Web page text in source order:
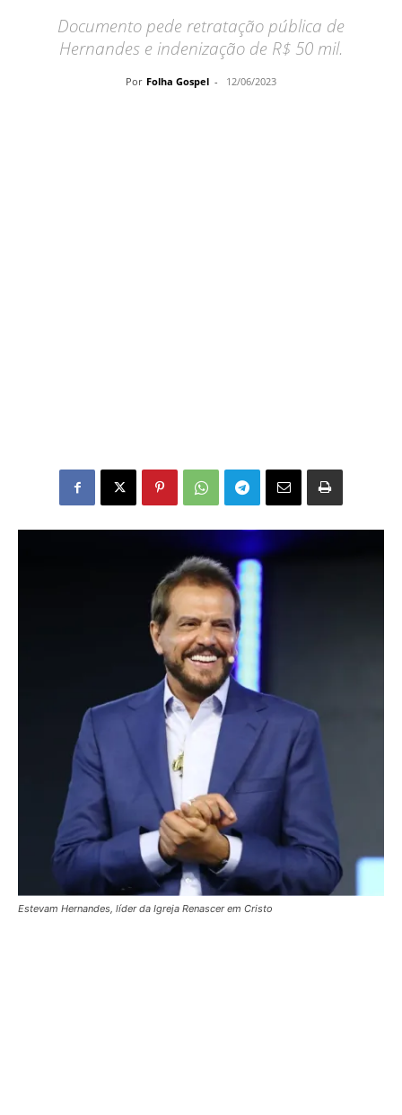
Documento pede retratação pública de
Hernandes e indenização de R$ 50 mil.
Por Folha Gospel - 12/06/2023
Estevam Hernandes, líder da Igreja Renascer em Cristo